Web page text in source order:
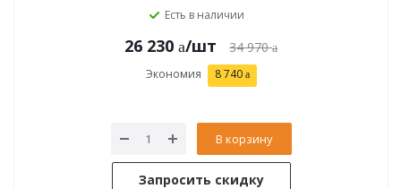
Есть в наличии
26 230 /шт 34 970
Экономия 8 740
В корзину
Запросить скидку